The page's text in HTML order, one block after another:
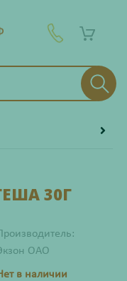
30Г
ОАО
в наличии